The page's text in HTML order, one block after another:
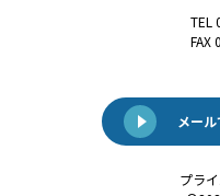
TEL
FAX
メー
プラ